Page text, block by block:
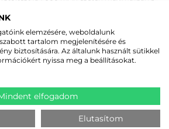
kapcsol ki és nem hagyja veszni az adatokat,
található, így az még komolyabb fizikai
Akár több 1,8 méteres esést is gond
ejtéseket pedig akár 3000 esetben is
nélkül elvisel. A sorozat tokozása is tovább
felel meg, így teljes védelmet
elemzésére, weboldalunk
tartalom megjelenítésére és
biztosítására. Az általunk használt sütikkel
nyissa meg a beállításokat.
elfogadom
Elutasítom